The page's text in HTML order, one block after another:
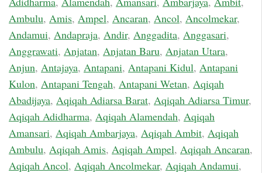
Ambulu, Amis, Ampel, Ancaran, Ancol, Ancolmekar,
Andamui, Andapraja, Andir, Anggadita, Anggasari,
Anggrawati, Anjatan, Anjatan Baru, Anjatan Utara,
Anjun, Antajaya, Antapani, Antapani Kidul, Antapani
Kulon, Antapani Tengah, Antapani Wetan, Aqiqah
Abadijaya, Aqiqah Adiarsa Barat, Aqiqah Adiarsa Timur,
Aqiqah Adidharma, Aqiqah Alamendah, Aqiqah
Amansari, Aqiqah Ambarjaya, Aqiqah Ambit, Aqiqah
Ambulu, Aqiqah Amis, Aqiqah Ampel, Aqiqah Ancaran,
Aqiqah Ancol, Aqiqah Ancolmekar, Aqiqah Andamui,